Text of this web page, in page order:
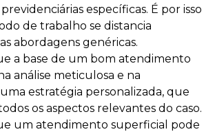
específicas. É por isso
de trabalho se distancia
abordagens genéricas.
a base de um bom atendimento
análise meticulosa e na
estratégia personalizada, que
os aspectos relevantes do caso.
um atendimento superficial pode